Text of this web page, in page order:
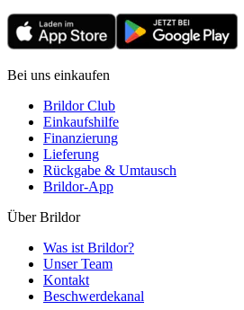
Bei uns einkaufen
Brildor Club
Einkaufshilfe
Finanzierung
Lieferung
Rückgabe & Umtausch
Brildor-App
Über Brildor
Was ist Brildor?
Unser Team
Kontakt
Beschwerdekanal